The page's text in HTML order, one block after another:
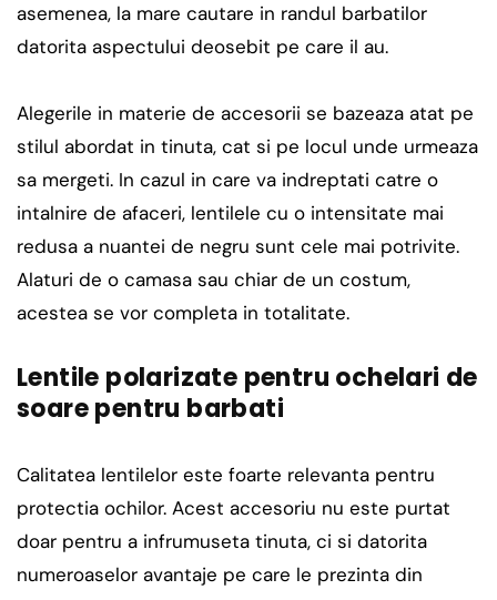
asemenea, la mare cautare in randul barbatilor
datorita aspectului deosebit pe care il au.
Alegerile in materie de accesorii se bazeaza atat pe
stilul abordat in tinuta, cat si pe locul unde urmeaza
sa mergeti. In cazul in care va indreptati catre o
intalnire de afaceri, lentilele cu o intensitate mai
redusa a nuantei de negru sunt cele mai potrivite.
Alaturi de o camasa sau chiar de un costum,
acestea se vor completa in totalitate.
Lentile polarizate pentru ochelari de
soare pentru barbati
Calitatea lentilelor este foarte relevanta pentru
protectia ochilor. Acest accesoriu nu este purtat
doar pentru a infrumuseta tinuta, ci si datorita
numeroaselor avantaje pe care le prezinta din